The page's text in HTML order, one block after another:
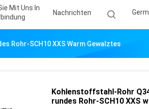
Mit Uns In
Nachrichten
Rohr-SCH10 XXS Warm Gewalztes
Kohlenstoffstahl-Rohr
rundes Rohr-SCH10 XXS